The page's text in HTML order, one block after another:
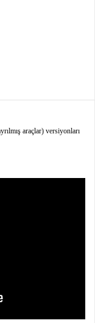
araçlar) versiyonları